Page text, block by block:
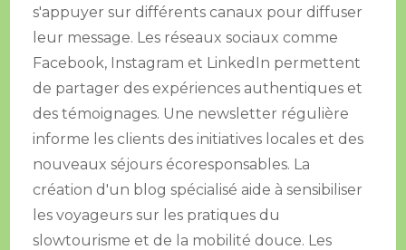
s'appuyer sur différents canaux pour diffuser
leur message. Les réseaux sociaux comme
Facebook, Instagram et LinkedIn permettent
de partager des expériences authentiques et
des témoignages. Une newsletter régulière
informe les clients des initiatives locales et des
nouveaux séjours écoresponsables. La
création d'un blog spécialisé aide à sensibiliser
les voyageurs sur les pratiques du
slowtourisme et de la mobilité douce. Les